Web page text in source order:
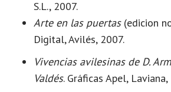
S.L., 2007.
Arte en las puertas(edicion
Digital, Avilés, 2007.
Vivencias avilesinas de D.
Valdés. Gráficas Apel, Laviana,